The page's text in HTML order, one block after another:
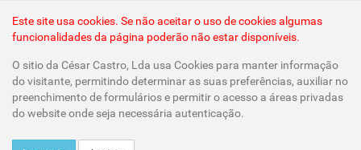
Este site usa cookies. Se não aceitar o uso de cookies algumas
funcionalidades da página poderão não estar disponíveis.
O sitio da César Castro, Lda usa Cookies para manter informação
do visitante, permitindo determinar as suas preferências, auxiliar no
preenchimento de formulários e permitir o acesso a áreas privadas
do website onde seja necessária autenticação.